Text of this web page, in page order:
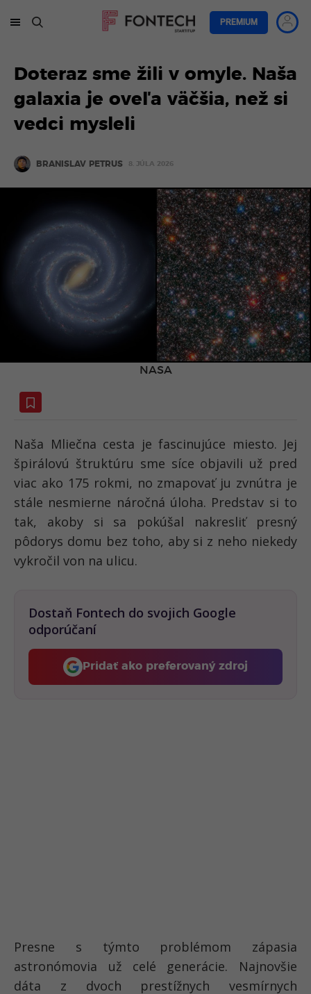
PREMIUM
Doteraz sme žili v omyle. Naša
galaxia je oveľa väčšia, než si
vedci mysleli
BRANISLAV PETRUS 8. JÚLA 2026
NASA
Naša Mliečna cesta je fascinujúce miesto. Jej
špirálovú štruktúru sme síce objavili už pred
viac ako 175 rokmi, no zmapovať ju zvnútra je
stále nesmierne náročná úloha. Predstav si to
tak, akoby si sa pokúšal nakresliť presný
pôdorys domu bez toho, aby si z neho niekedy
vykročil von na ulicu.
Dostaň Fontech do svojich Google
odporúčaní
Pridať ako preferovaný zdroj
Fontech, odkaz sa otvorí v
Presne s týmto problémom zápasia
astronómovia už celé generácie. Najnovšie
dáta z dvoch prestížnych vesmírnych